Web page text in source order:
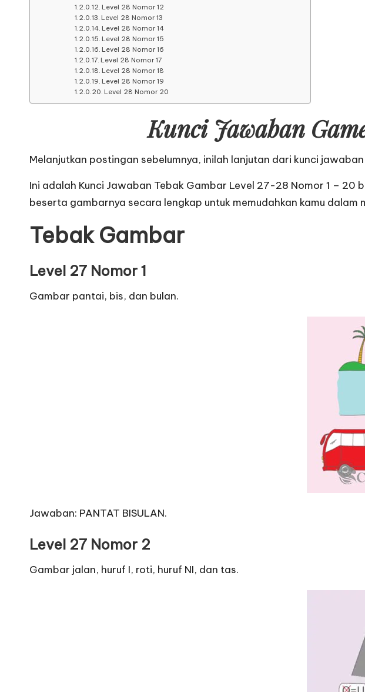
Level 28 Nomor 12
Level 28 Nomor 13
Level 28 Nomor 14
Level 28 Nomor 15
Level 28 Nomor 16
Level 28 Nomor 17
Level 28 Nomor 18
Level 28 Nomor 19
Level 28 Nomor 20
Kunci Jawaban
Melanjutkan postingan sebelumnya, inilah lanjutan dari kunci
Ini adalah Kunci Jawaban Tebak Gambar Level 27-28 Nomor 1 – 20
beserta gambarnya secara lengkap untuk memudahkan kamu
Tebak Gambar
Level 27 Nomor 1
Gambar pantai, bis, dan bulan.
Jawaban: PANTAT BISULAN.
Level 27 Nomor 2
Gambar jalan, huruf I, roti, huruf NI, dan tas.